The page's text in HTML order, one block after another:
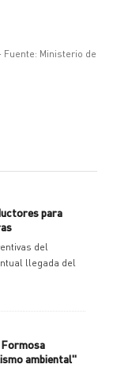
Fuente: Ministerio de
para
del
llegada del
ambiental"